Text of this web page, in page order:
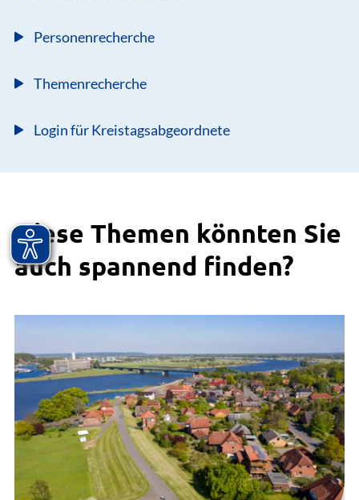
Personenrecherche
Themenrecherche
Login für Kreistagsabgeordnete
Diese Themen könnten Sie
auch spannend finden?